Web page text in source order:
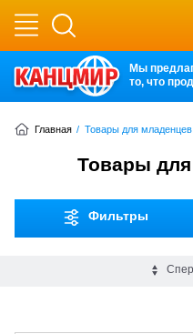
Мы
то, что
Главная / Товары для
Товары
Фильтры